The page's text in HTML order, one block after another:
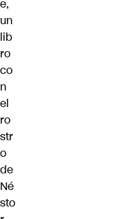
e,
un
lib
ro
co
n
el
ro
str
o
de
Né
sto